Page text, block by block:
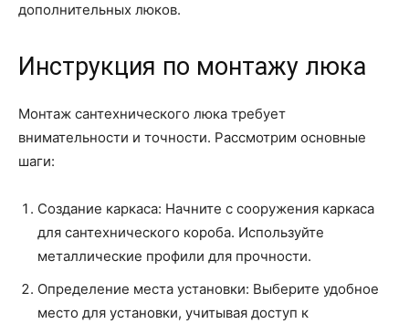
дополнительных люков.
Инструкция по монтажу люка
Монтаж сантехнического люка требует
внимательности и точности. Рассмотрим основные
шаги:
Создание каркаса: Начните с сооружения каркаса
для сантехнического короба. Используйте
металлические профили для прочности.
Определение места установки: Выберите удобное
место для установки, учитывая доступ к